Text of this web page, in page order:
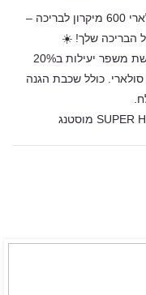
כיסוי סולארי 600 מיקרון 6X3 – כיסוי סולארי 600 מיקרון לבריכה –
הבריכה שלך! ☀️
יעילות ב20%
כולל שכבת הגנה